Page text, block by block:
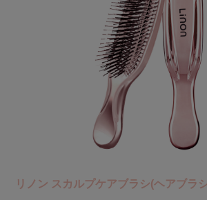
リノン スカルプケアブラシ(ヘアブラ